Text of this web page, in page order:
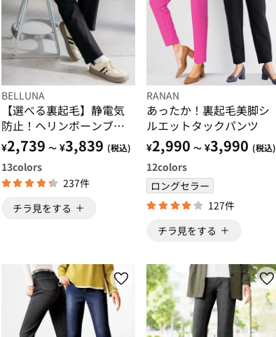
BELLUNA
【選べる裏起毛】静電気
防止！ヘリンボーンブー
ツカットパンツ
¥2,739 ～ ¥3,839 (税込)
13colors
237件
チラ見をする
RANAN
あったか！裏起毛美脚シ
ルエットタックパンツ
¥2,990 ～ ¥3,990 (税込)
12colors
ロングセラー
127件
チラ見をする